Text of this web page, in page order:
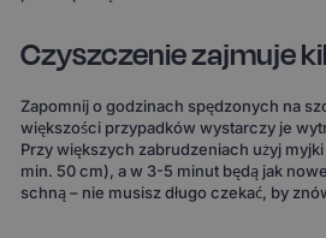
Czyszczenie zajmuje
Zapomnij o godzinach spędzonych na
większości przypadków wystarczy je
Przy większych zabrudzeniach użyj
min. 50 cm), a w 3-5 minut będą jak
schną – nie musisz długo czekać, by